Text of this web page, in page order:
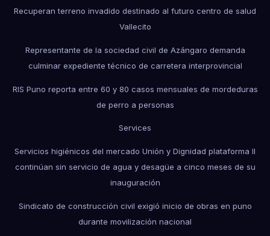
Recuperan terreno invadido destinado al futuro centro de salud
Vallecito
Representante de la sociedad civil de Azángaro demanda
culminar expediente técnico de carretera interprovincial
RIS Puno reporta entre 60 y 80 casos mensuales de mordeduras
de perro a personas
Services
Servicios higiénicos del mercado Unión y Dignidad plataforma II
continúan sin servicio de agua y desagüe a cinco meses de su
inauguración
Sindicato de construcción civil exigió inicio de obras en puno
durante movilización nacional